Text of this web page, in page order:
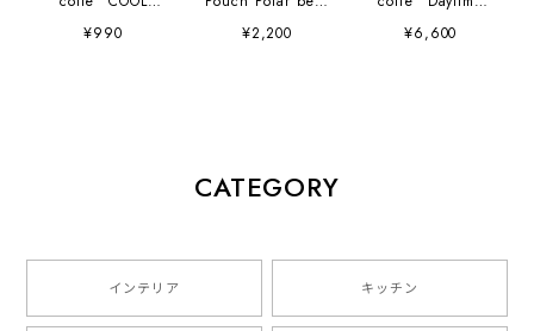
MONDAY ON
THE WAY HOME
¥990
28cm×21cm オリ
ヤ ポーチ 白くま
¥2,200
Dance cap" 山口
崇多
¥6,600
CATEGORY
インテリア キッチン